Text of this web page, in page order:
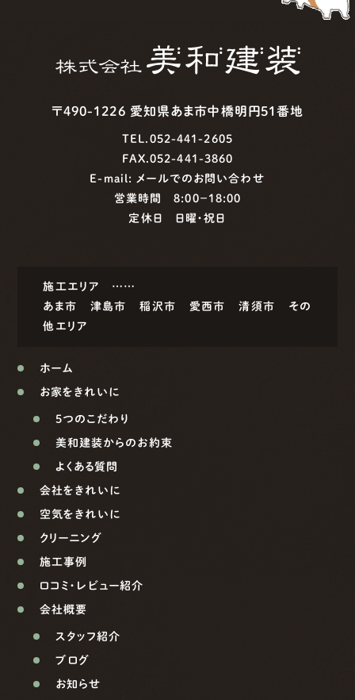
〒490-1226 愛知県あま市中橋明円51番地
TEL.052-441-2605
FAX.052-441-3860
E-mail: メールでのお問い合わせ
営業時間 8:00−18:00
定休日 日曜・祝日
施工エリア ……
あま市
津島市 稲沢市 愛西市 清須市
その
他エリア
ホーム
お家をきれいに
5つのこだわり
美和建装からのお約束
よくある質問
会社をきれいに
空気をきれいに
クリーニング
施工事例
口コミ・レビュー紹介
会社概要
スタッフ紹介
ブログ
お知らせ